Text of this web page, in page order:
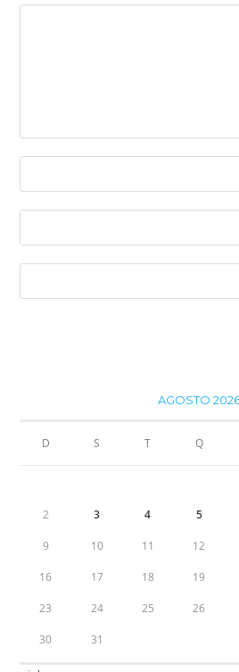
AGOSTO
D S T Q
2 3 4 5
9 10 11 12
16 17 18 19
23 24 25 26
30 31